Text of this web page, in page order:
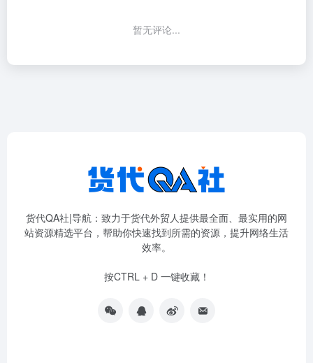
暂无评论...
货代QA社|导航：致力于货代外贸人提供最全面、最实用的网
站资源精选平台，帮助你快速找到所需的资源，提升网络生活
效率。
按CTRL + D 一键收藏！